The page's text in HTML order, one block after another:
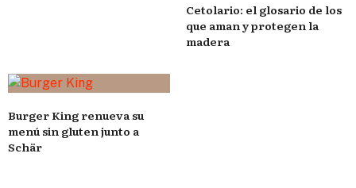
Cetolario: el glosario de los
que aman y protegen la
madera
Burger King renueva su
menú sin gluten junto a
Schär